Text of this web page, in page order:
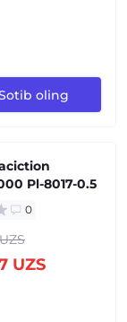
oling
Pl-8017-0.5
0
UZS